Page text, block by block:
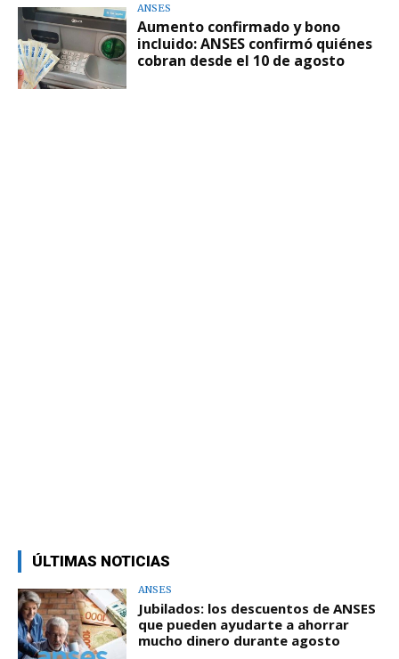
ANSES
Aumento confirmado y bono
incluido: ANSES confirmó quiénes
cobran desde el 10 de agosto
ÚLTIMAS NOTICIAS
ANSES
Jubilados: los descuentos de ANSES
que pueden ayudarte a ahorrar
mucho dinero durante agosto